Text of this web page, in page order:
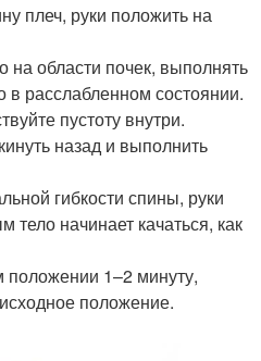
плеч, руки положить на
области почек, выполнять
расслабленном состоянии.
пустоту внутри.
назад и выполнить
гибкости спины, руки
тело начинает качаться, как
положении 1–2 минуту,
положение.